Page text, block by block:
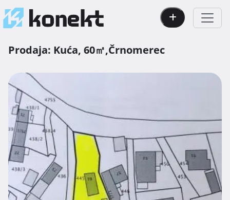
Prodaja: Kuća, 60㎡,Črnomerec